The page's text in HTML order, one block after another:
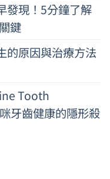
發現！5分鐘了解
鍵
的原因與治療方法
Tooth
牙齒健康的隱形殺